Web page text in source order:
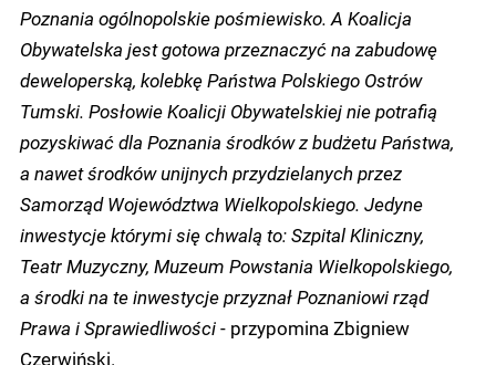
Poznania ogólnopolskie pośmiewisko. A Koalicja
Obywatelska jest gotowa przeznaczyć na zabudowę
deweloperską, kolebkę Państwa Polskiego Ostrów
Tumski. Posłowie Koalicji Obywatelskiej nie potrafią
pozyskiwać dla Poznania środków z budżetu Państwa,
a nawet środków unijnych przydzielanych przez
Samorząd Województwa Wielkopolskiego. Jedyne
inwestycje którymi się chwalą to: Szpital Kliniczny,
Teatr Muzyczny, Muzeum Powstania Wielkopolskiego,
a środki na te inwestycje przyznał Poznaniowi rząd
Prawa i Sprawiedliwości- przypomina Zbigniew
Czerwiński.